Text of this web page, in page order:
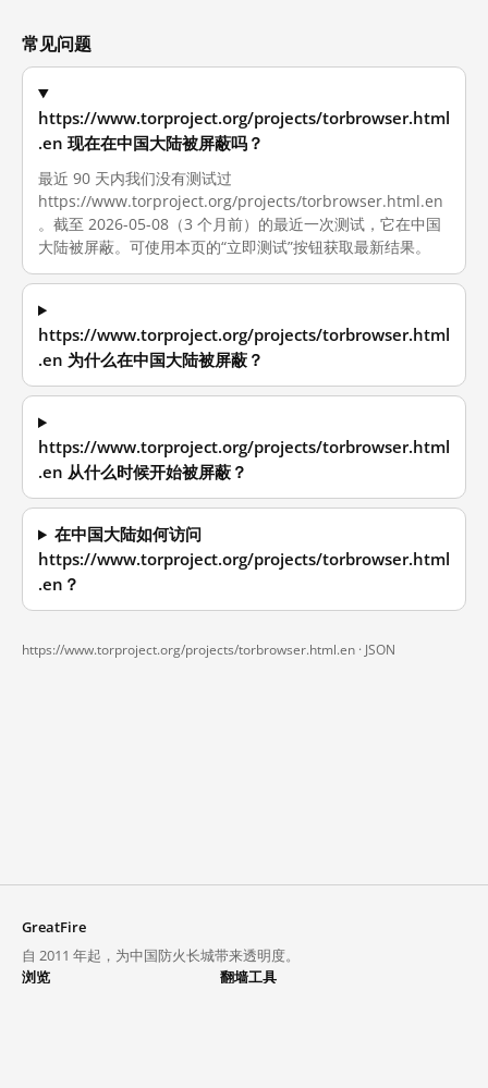
常见问题
https://www.torproject.org/projects/torbrowser.html
.en 现在在中国大陆被屏蔽吗？
最近 90 天内我们没有测试过
https://www.torproject.org/projects/torbrowser.html.en
。截至 2026-05-08（3 个月前）的最近一次测试，它在中国
大陆被屏蔽。可使用本页的“立即测试”按钮获取最新结果。
https://www.torproject.org/projects/torbrowser.html
.en 为什么在中国大陆被屏蔽？
https://www.torproject.org/projects/torbrowser.html
.en 从什么时候开始被屏蔽？
在中国大陆如何访问
https://www.torproject.org/projects/torbrowser.html
.en？
https://www.torproject.org/projects/torbrowser.html.en · JSON
GreatFire
自 2011 年起，为中国防火长城带来透明度。
浏览
翻墙工具